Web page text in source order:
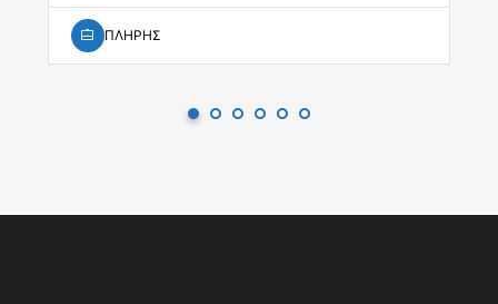
ΠΛΗΡΗΣ